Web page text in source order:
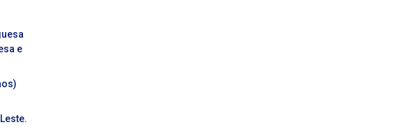
e